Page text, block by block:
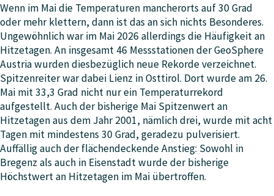
Wenn im Mai die Temperaturen mancherorts auf 30 Grad
oder mehr klettern, dann ist das an sich nichts Besonderes.
Ungewöhnlich war im Mai 2026 allerdings die Häufigkeit an
Hitzetagen. An insgesamt 46 Messstationen der GeoSphere
Austria wurden diesbezüglich neue Rekorde verzeichnet.
Spitzenreiter war dabei Lienz in Osttirol. Dort wurde am 26.
Mai mit 33,3 Grad nicht nur ein Temperaturrekord
aufgestellt. Auch der bisherige Mai Spitzenwert an
Hitzetagen aus dem Jahr 2001, nämlich drei, wurde mit acht
Tagen mit mindestens 30 Grad, geradezu pulverisiert.
Auffällig auch der flächendeckende Anstieg: Sowohl in
Bregenz als auch in Eisenstadt wurde der bisherige
Höchstwert an Hitzetagen im Mai übertroffen.